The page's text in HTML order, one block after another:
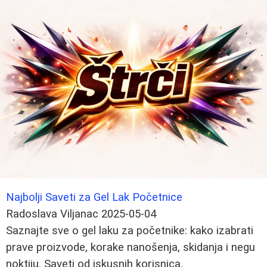
Najbolji Saveti za Gel Lak Početnice
Radoslava Viljanac 2025-05-04
Saznajte sve o gel laku za početnike: kako izabrati
prave proizvode, korake nanošenja, skidanja i negu
noktiju. Saveti od iskusnih korisnica.